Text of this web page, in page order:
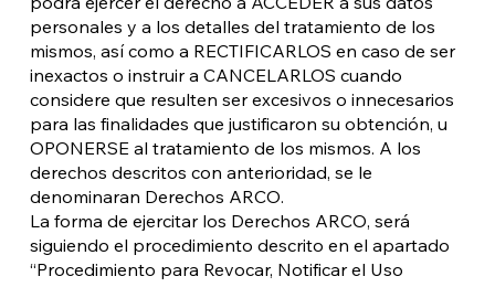
personales y a los detalles del tratamiento de los
mismos, así como a RECTIFICARLOS en caso de ser
inexactos o instruir a CANCELARLOS cuando
considere que resulten ser excesivos o innecesarios
para las finalidades que justificaron su obtención, u
OPONERSE al tratamiento de los mismos. A los
derechos descritos con anterioridad, se le
denominaran Derechos ARCO.
La forma de ejercitar los Derechos ARCO, será
siguiendo el procedimiento descrito en el apartado
“Procedimiento para Revocar, Notificar el Uso